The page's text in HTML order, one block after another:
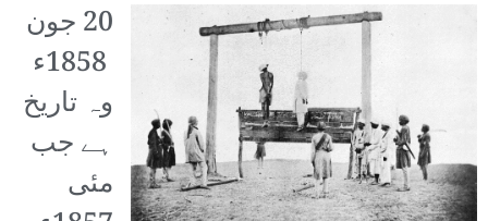
20جون
1858ء
وہ تاریخ
ہے جب
مئی